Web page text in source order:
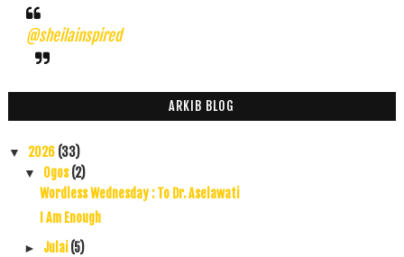
@sheilainspired
ARKIB BLOG
▼ 2026 (33)
▼ Ogos(2)
Wordless Wednesday : To Dr. Aselawati
I Am Enough
► Julai(5)